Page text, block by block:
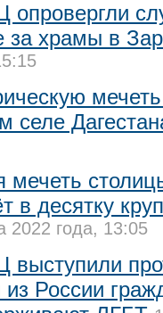
опровергли
за храмы в
селе
мечеть
в десятку
2022 года, 13:05
выступили
из России